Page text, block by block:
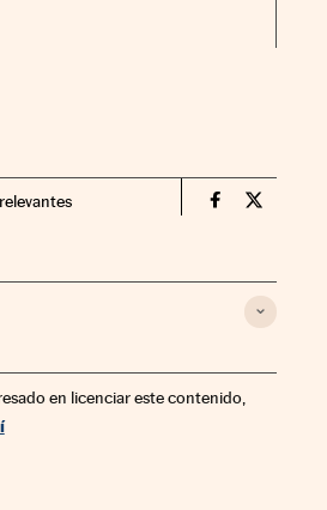
Mercados
en licenciar este contenido,